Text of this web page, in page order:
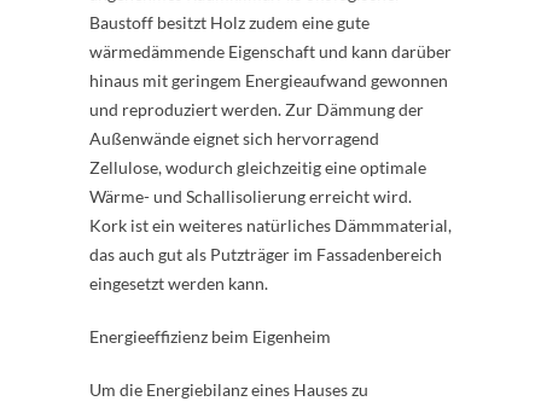
Baustoff besitzt Holz zudem eine gute
wärmedämmende Eigenschaft und kann darüber
hinaus mit geringem Energieaufwand gewonnen
und reproduziert werden. Zur Dämmung der
Außenwände eignet sich hervorragend
Zellulose, wodurch gleichzeitig eine optimale
Wärme- und Schallisolierung erreicht wird.
Kork ist ein weiteres natürliches Dämmmaterial,
das auch gut als Putzträger im Fassadenbereich
eingesetzt werden kann.
Energieeffizienz beim Eigenheim
Um die Energiebilanz eines Hauses zu